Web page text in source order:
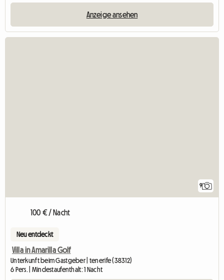
Anzeige ansehen
9
100 € / Nacht
Neu entdeckt
Villa in Amarilla Golf
Unterkunft beim Gastgeber | tenerife (38312)
6 Pers. | Mindestaufenthalt: 1 Nacht